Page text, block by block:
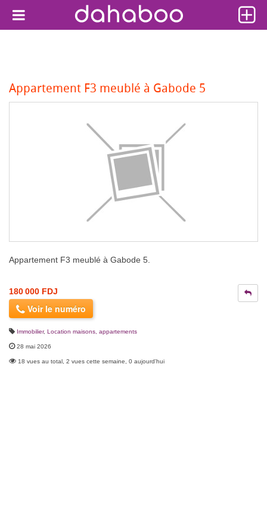
Appartement F3 meublé à Gabode 5
Appartement F3 meublé à Gabode 5.
180 000 FDJ
Voir le numéro
Immobilier, Location maisons, appartements
28 mai 2026
18 vues au total, 2 vues cette semaine, 0 aujourd'hui